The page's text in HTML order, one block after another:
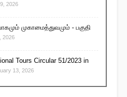
2026
முகாமைத்துவமும் - பகுதி
2026
Tours Circular 51/2023 in
13, 2026